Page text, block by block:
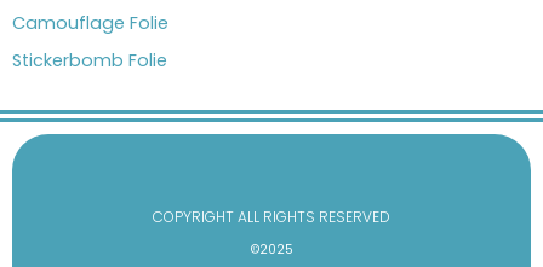
Camouflage Folie
Stickerbomb Folie
COPYRIGHT ALL RIGHTS RESERVED
©2025